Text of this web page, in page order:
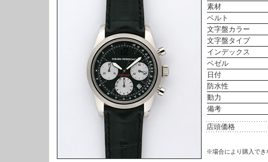
素材
ベルト
文字盤カラー
文字盤タイプ
インデックス
ベゼル
日付
防水性
動力
備考
店頭価格
※場合により購入でき